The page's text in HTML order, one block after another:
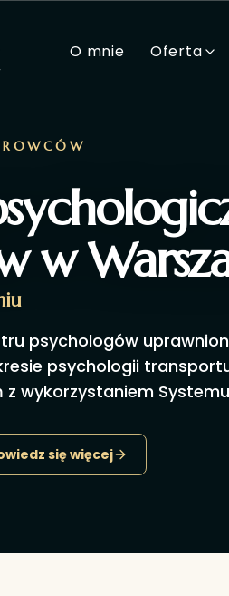
O mnie Oferta
w
psychologów
psychologii
wykorzystaniem
się więcej